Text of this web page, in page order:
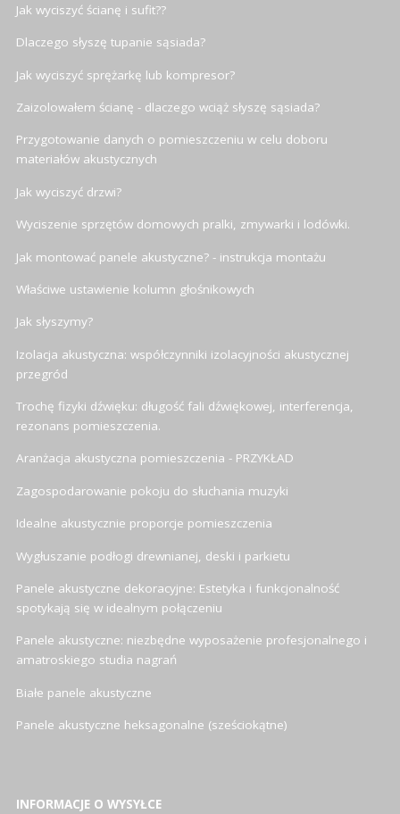
Jak wyciszyć ścianę i sufit??
Dlaczego słyszę tupanie sąsiada?
Jak wyciszyć sprężarkę lub kompresor?
Zaizolowałem ścianę - dlaczego wciąż słyszę sąsiada?
Przygotowanie danych o pomieszczeniu w celu doboru
materiałów akustycznych
Jak wyciszyć drzwi?
Wyciszenie sprzętów domowych pralki, zmywarki i lodówki.
Jak montować panele akustyczne? - instrukcja montażu
Właściwe ustawienie kolumn głośnikowych
Jak słyszymy?
Izolacja akustyczna: współczynniki izolacyjności akustycznej
przegród
Trochę fizyki dźwięku: długość fali dźwiękowej, interferencja,
rezonans pomieszczenia.
Aranżacja akustyczna pomieszczenia - PRZYKŁAD
Zagospodarowanie pokoju do słuchania muzyki
Idealne akustycznie proporcje pomieszczenia
Wygłuszanie podłogi drewnianej, deski i parkietu
Panele akustyczne dekoracyjne: Estetyka i funkcjonalność
spotykają się w idealnym połączeniu
Panele akustyczne: niezbędne wyposażenie profesjonalnego i
amatroskiego studia nagrań
Białe panele akustyczne
Panele akustyczne heksagonalne (sześciokątne)
INFORMACJE O WYSYŁCE